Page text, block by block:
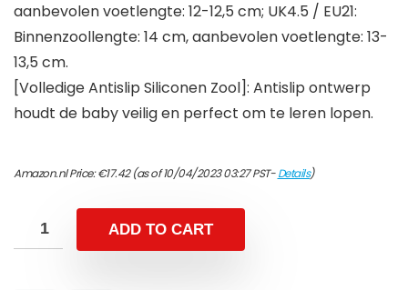
aanbevolen voetlengte: 12-12,5 cm; UK4.5 / EU21:
Binnenzoollengte: 14 cm, aanbevolen voetlengte: 13-
13,5 cm.
[Volledige Antislip Siliconen Zool]: Antislip ontwerp
houdt de baby veilig en perfect om te leren lopen.
Amazon.nl Price:€17.42(as of 10/04/2023 03:27 PST-Details)
ADD TO CART